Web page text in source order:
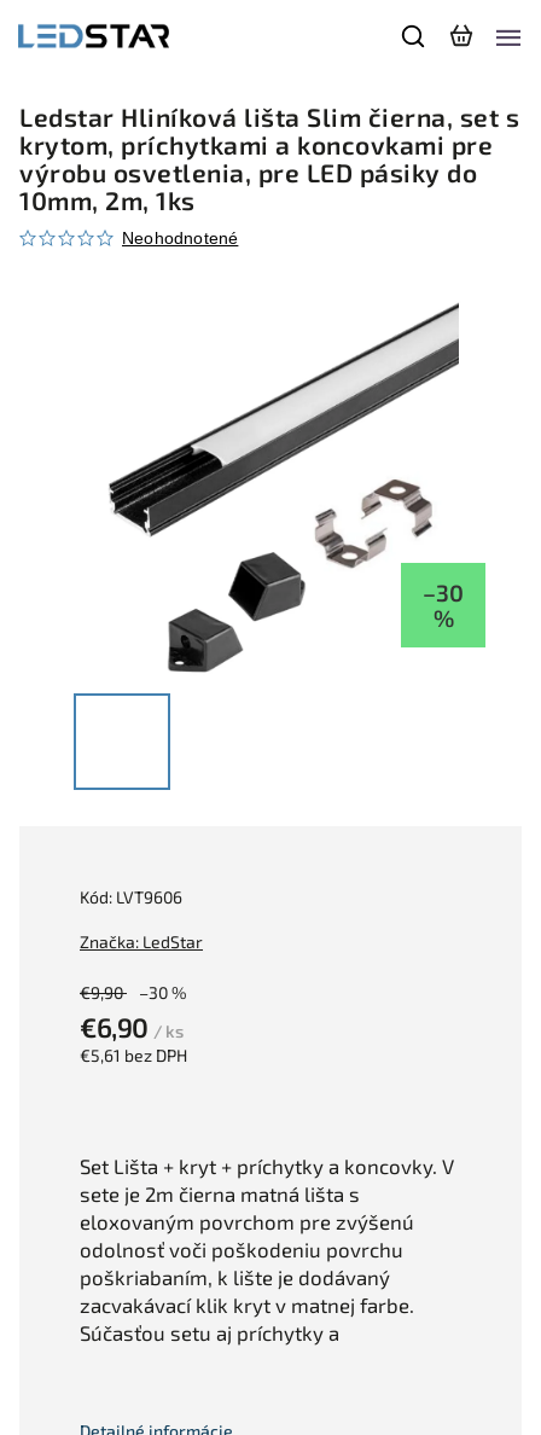
Ledstar Hliníková lišta Slim čierna, set s
krytom, príchytkami a koncovkami pre
výrobu osvetlenia, pre LED pásiky do
10mm, 2m, 1ks
Neohodnotené
–30
%
Kód: LVT9606
Značka: LedStar
€9,90 –30 %
€6,90 / ks
€5,61 bez DPH
Set Lišta + kryt + príchytky a koncovky. V
sete je 2m čierna matná lišta s
eloxovaným povrchom pre zvýšenú
odolnosť voči poškodeniu povrchu
poškriabaním, k lište je dodávaný
zacvakávací klik kryt v matnej farbe.
Súčasťou setu aj príchytky a
Detailné informácie